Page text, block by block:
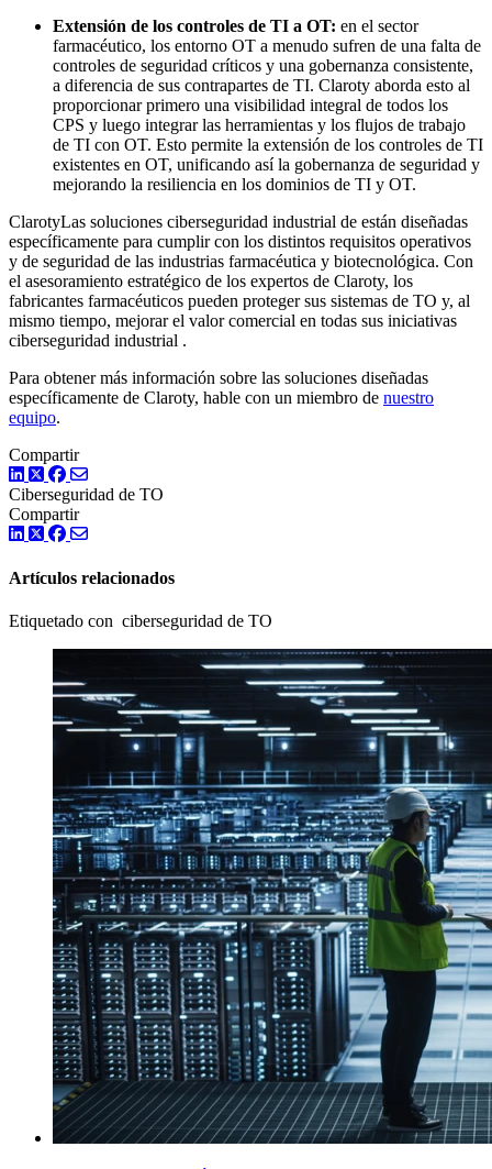
Extensión de los controles de TI a OT: en el sector
farmacéutico, los entorno OT a menudo sufren de una falta de
controles de seguridad críticos y una gobernanza consistente,
a diferencia de sus contrapartes de TI. Claroty aborda esto al
proporcionar primero una visibilidad integral de todos los
CPS y luego integrar las herramientas y los flujos de trabajo
de TI con OT. Esto permite la extensión de los controles de TI
existentes en OT, unificando así la gobernanza de seguridad y
mejorando la resiliencia en los dominios de TI y OT.
ClarotyLas soluciones ciberseguridad industrial de están diseñadas
específicamente para cumplir con los distintos requisitos operativos
y de seguridad de las industrias farmacéutica y biotecnológica. Con
el asesoramiento estratégico de los expertos de Claroty, los
fabricantes farmacéuticos pueden proteger sus sistemas de TO y, al
mismo tiempo, mejorar el valor comercial en todas sus iniciativas
ciberseguridad industrial .
Para obtener más información sobre las soluciones diseñadas
específicamente de Claroty, hable con un miembro de nuestro
equipo.
Compartir
LinkedIn
TwitterFacebook
Ciberseguridad de TO
Compartir
LinkedIn
TwitterFacebook
Artículos relacionados
Etiquetado con ciberseguridad de TO